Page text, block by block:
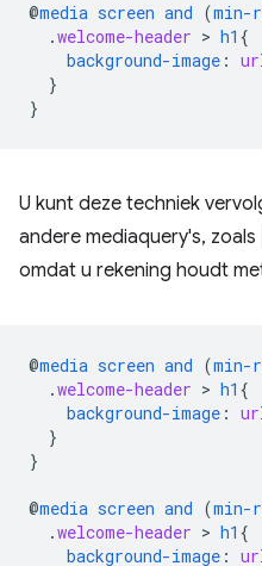
@media screen and (min-
.welcome-header > h1 {
background-image :
}
}
U kunt deze techniek
andere mediaquery's, zoals
omdat u rekening houdt
@media screen and (min-
.welcome-header > h1 {
background-image :
}
}
@media screen and (min-
.welcome-header > h1 {
background-image :